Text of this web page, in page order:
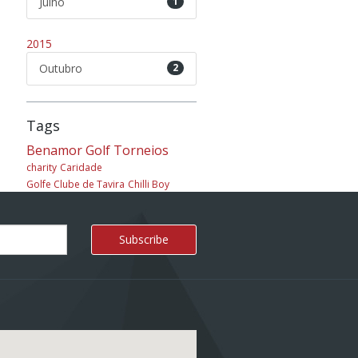
2015
2
Outubro
Tags
Benamor Golf Torneios
charity Caridade
Golfe Clube de Tavira Chilli Boy